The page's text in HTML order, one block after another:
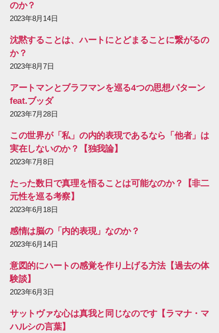
のか？
2023年8月14日
沈黙することは、ハートにとどまることに繋がるの
か？
2023年8月7日
アートマンとブラフマンを巡る4つの思想パターン
feat.ブッダ
2023年7月28日
この世界が「私」の内的表現であるなら「他者」は
実在しないのか？【独我論】
2023年7月8日
たった数日で真理を悟ることは可能なのか？【非二
元性を巡る考察】
2023年6月18日
感情は脳の「内的表現」なのか？
2023年6月14日
意図的にハートの感覚を作り上げる方法【過去の体
験談】
2023年6月3日
サットヴァな心は真我と同じなのです【ラマナ・マ
ハルシの言葉】